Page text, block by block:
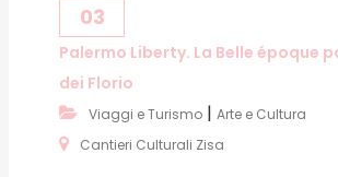
03
Palermo Liberty. La Belle époque
dei Florio
Viaggi e Turismo | Arte e Cultura
Cantieri Culturali Zisa